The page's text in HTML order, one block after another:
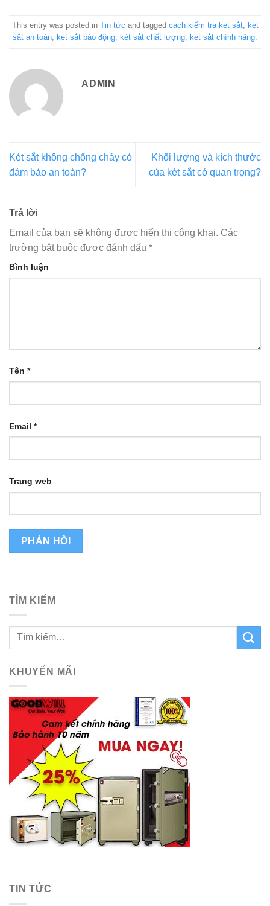
This entry was posted in Tin tức and tagged cách kiểm tra két sắt, két
sắt an toàn, két sắt báo động, két sắt chất lượng, két sắt chính hãng.
ADMIN
Két sắt không chống cháy có
đảm bảo an toàn?
Khối lượng và kích thước
của két sắt có quan trọng?
Trả lời
Email của bạn sẽ không được hiển thị công khai. Các
trường bắt buộc được đánh dấu *
Bình luận
Tên *
Email *
Trang web
TÌM KIẾM
KHUYẾN MÃI
TIN TỨC